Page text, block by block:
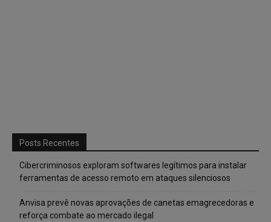
Posts Recentes
Cibercriminosos exploram softwares legítimos para instalar
ferramentas de acesso remoto em ataques silenciosos
Anvisa prevê novas aprovações de canetas emagrecedoras e
reforça combate ao mercado ilegal